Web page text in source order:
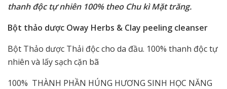
thanh độc tự nhiên 100% theo Chu kì Mặt trăng.
Bột thảo dược Oway Herbs & Clay peeling cleanser
Bột Thảo dược Thải độc cho da đầu. 100% thanh độc tự
nhiên và lấy sạch cặn bã
100% THÀNH PHẦN HÚNG HƯƠNG SINH HỌC NĂNG